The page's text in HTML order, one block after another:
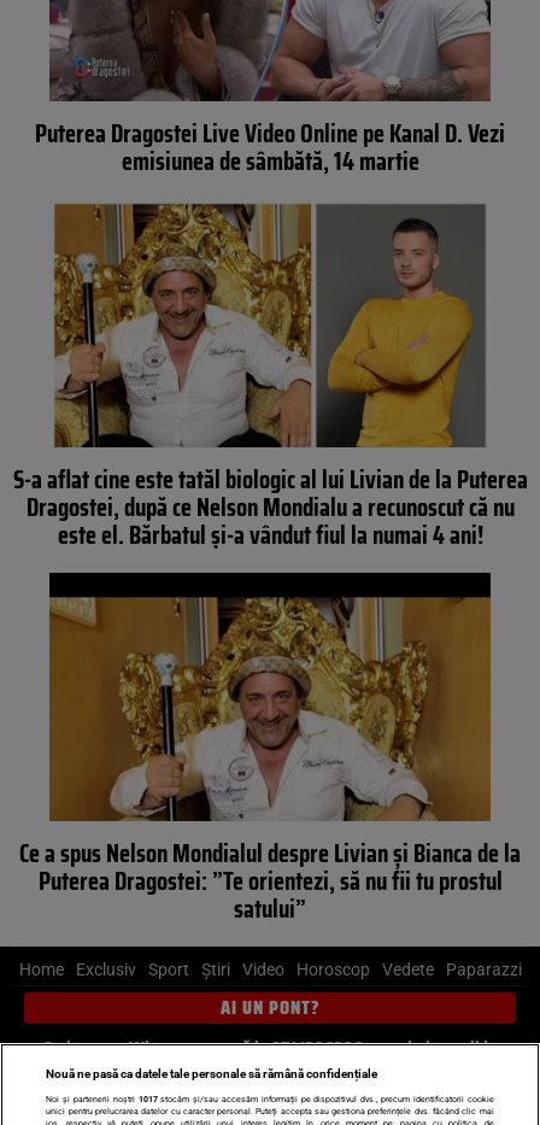
Puterea Dragostei Live Video Online pe Kanal D. Vezi
emisiunea de sâmbătă, 14 martie
S-a aflat cine este tatăl biologic al lui Livian de la Puterea
Dragostei, după ce Nelson Mondialu a recunoscut că nu
este el. Bărbatul și-a vândut fiul la numai 4 ani!
Ce a spus Nelson Mondialul despre Livian și Bianca de la
Puterea Dragostei: ”Te orientezi, să nu fii tu prostul
satului”
Home Exclusiv Sport Știri Video Horoscop Vedete Paparazzi
AI UN PONT?
Scrie-ne pe Whatsapp, sună la 0741226226 sau trimite mail la
pont@cancan.ro
Nouă ne pasă ca datele tale personale să rămână confidențiale
Noi și partenerii noștri 1017stocăm și/sau accesăm informații pe dispozitivul dvs., precum identificatorii cookie
unici pentru prelucrarea datelor cu caracter personal. Puteți accepta sau gestiona preferințele dvs. făcând clic mai
jos, respectiv vă puteți opune utilizării unui interes legitim în orice moment pe pagina cu politica de